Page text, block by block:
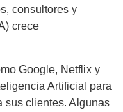
consultores y
crece
Google, Netflix y
Artificial para
sus clientes. Algunas